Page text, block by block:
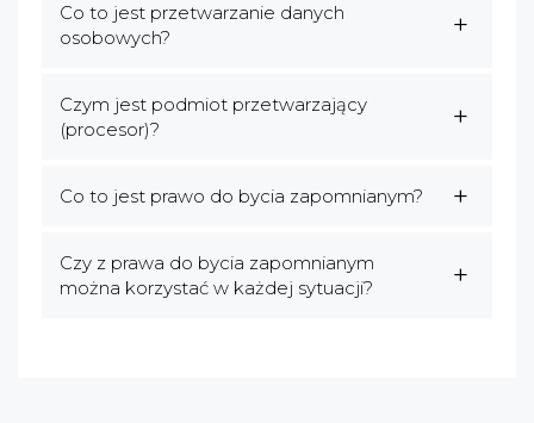
Co to jest przetwarzanie danych
osobowych?
Czym jest podmiot przetwarzający
(procesor)?
Co to jest prawo do bycia zapomnianym?
Czy z prawa do bycia zapomnianym
można korzystać w każdej sytuacji?